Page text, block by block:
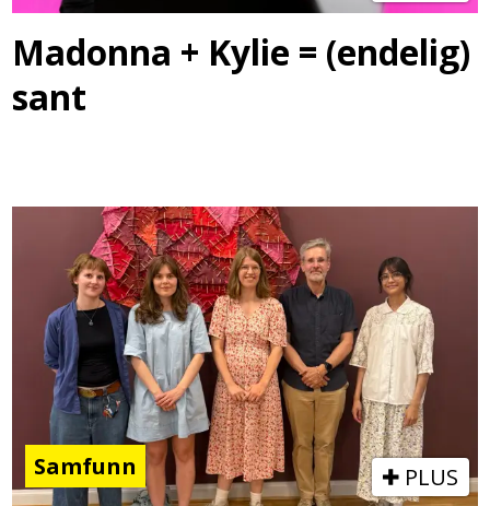
Madonna + Kylie = (endelig)
sant
Samfunn PLUS